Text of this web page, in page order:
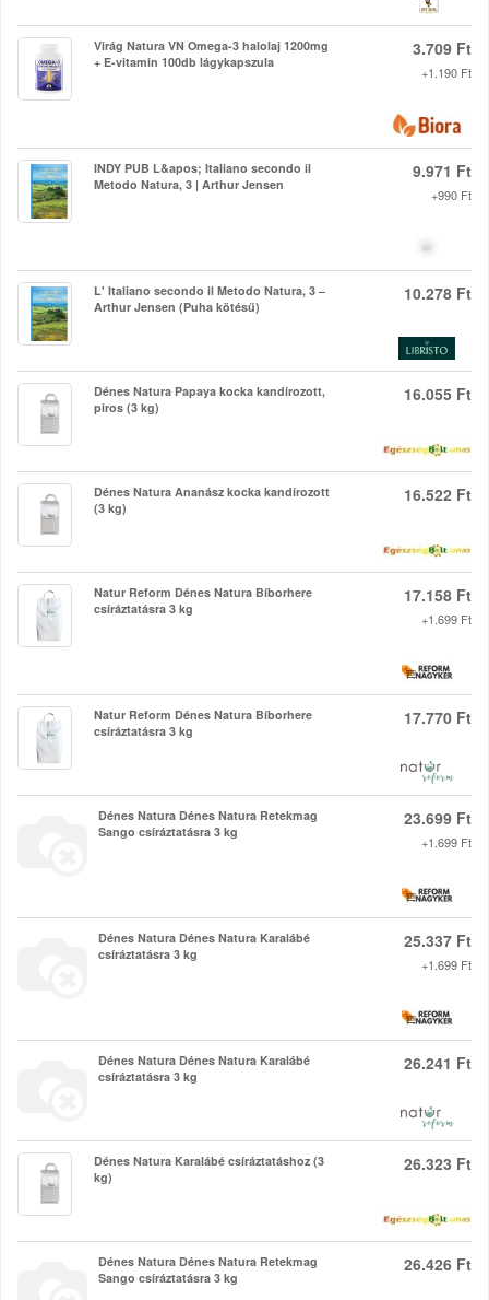
Virág Natura VN Omega-3 halolaj 1200mg
+ E-vitamin 100db lágykapszula
3.709 Ft
+1.190 Ft
INDY PUB L&apos; Italiano secondo il
Metodo Natura, 3 | Arthur Jensen
9.971 Ft
+990 Ft
L' Italiano secondo il Metodo Natura, 3 –
Arthur Jensen (Puha kötésű)
10.278 Ft
Dénes Natura Papaya kocka kandírozott,
piros (3 kg)
16.055 Ft
Dénes Natura Ananász kocka kandírozott
(3 kg)
16.522 Ft
Natur Reform Dénes Natura Bíborhere
csíráztatásra 3 kg
17.158 Ft
+1.699 Ft
Natur Reform Dénes Natura Bíborhere
csíráztatásra 3 kg
17.770 Ft
Dénes Natura Dénes Natura Retekmag
Sango csíráztatásra 3 kg
23.699 Ft
+1.699 Ft
Dénes Natura Dénes Natura Karalábé
csíráztatásra 3 kg
25.337 Ft
+1.699 Ft
Dénes Natura Dénes Natura Karalábé
csíráztatásra 3 kg
26.241 Ft
Dénes Natura Karalábé csíráztatáshoz (3
kg)
26.323 Ft
Dénes Natura Dénes Natura Retekmag
Sango csíráztatásra 3 kg
26.426 Ft